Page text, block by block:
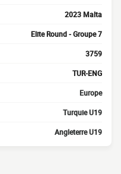
2023 Malta
Elite Round - Groupe 7
3759
TUR-ENG
Europe
Turquie U19
Angleterre U19